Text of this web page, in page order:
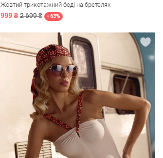
Жовтий трикотажний боді на бретелях
999 ₴ 2 699 ₴ - 63%